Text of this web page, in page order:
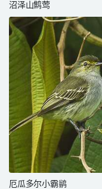
沼泽山鹪莺
厄瓜多尔小霸鹟